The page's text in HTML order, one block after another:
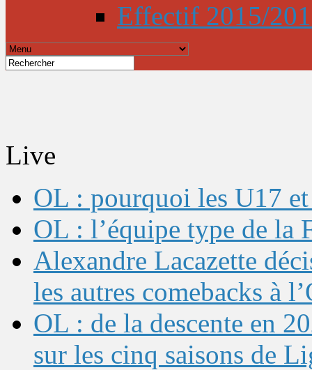
Effectif 2015/
Live
OL : pourquoi les U17
OL : l’équipe type de la
Alexandre Lacazette
les autres comebacks à
OL : de la descente en
sur les cinq saisons de